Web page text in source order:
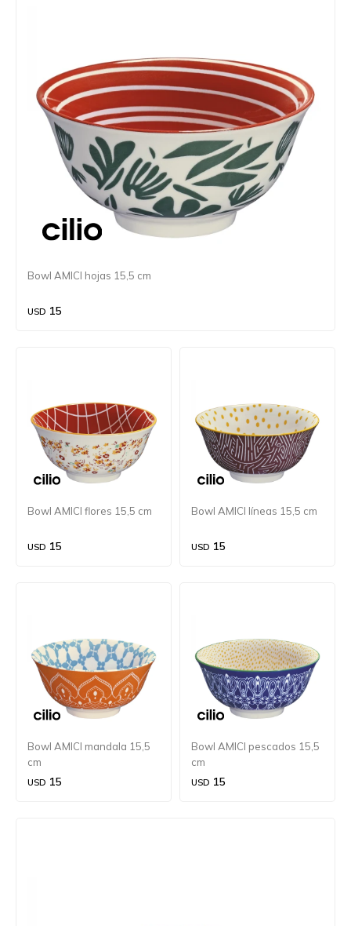
Bowl AMICI hojas 15,5 cm
USD 15
Bowl AMICI flores 15,5 cm
USD 15
Bowl AMICI líneas 15,5 cm
USD 15
Bowl AMICI mandala 15,5
cm
USD 15
Bowl AMICI pescados 15,5
cm
USD 15